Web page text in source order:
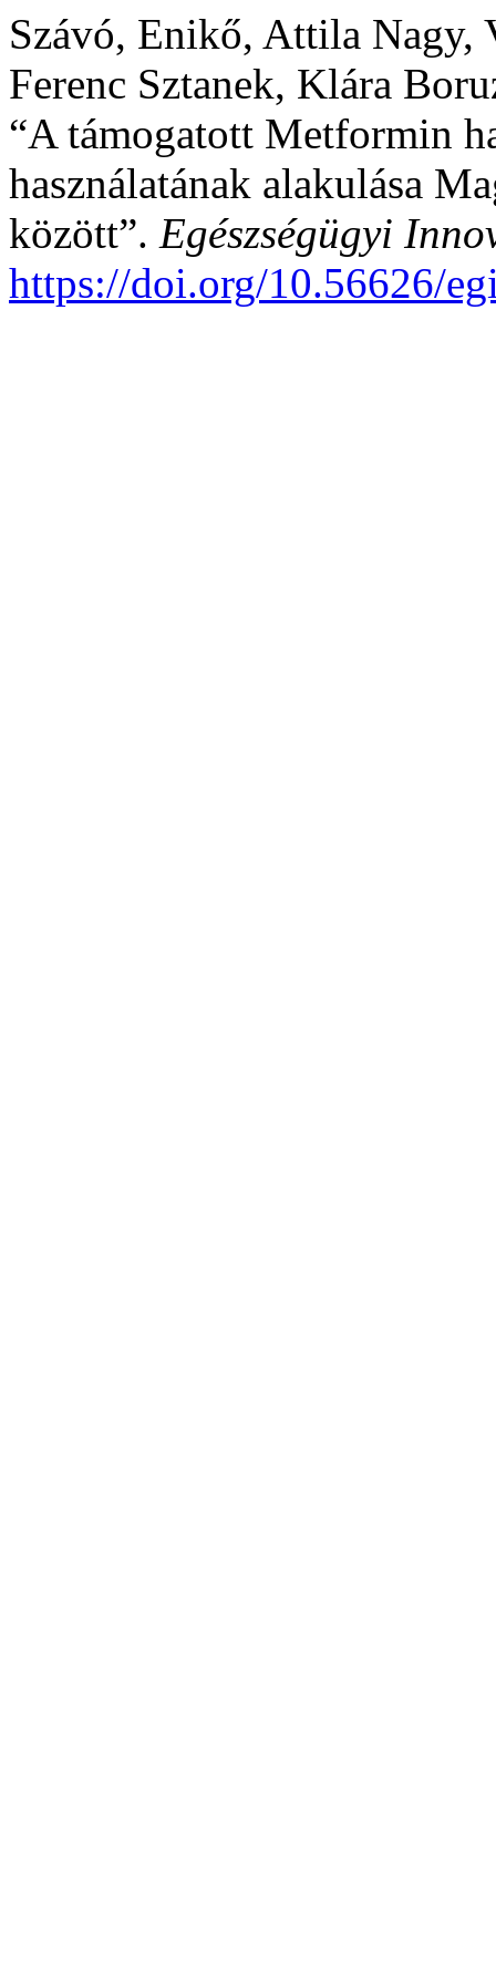
Szávó, Enikő, Attila
Ferenc Sztanek, Klára
“A támogatott Metformin
használatának alakulása
között”. Egészségügyi
https://doi.org/10.56626/